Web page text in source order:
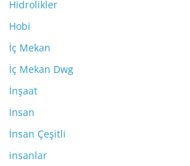
Hidrolikler
Hobi
İç Mekan
İç Mekan Dwg
İnşaat
İnsan
İnsan Çeşitli
insanlar